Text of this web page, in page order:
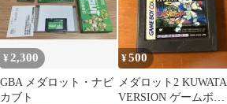
¥ 2,300
GBA メダロット・ナビ
カブト
¥500
メダロット2 KUWATA
VERSION ゲームボー